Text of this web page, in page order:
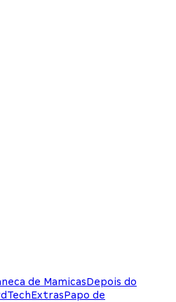
de MamicasDepois do
ExtrasPapo de